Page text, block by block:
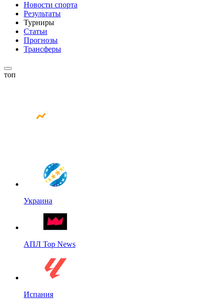
Новости спорта
Результаты
Турниры
Статьи
Прогнозы
Трансферы
топ
Украина
АПЛ Top News
Испания